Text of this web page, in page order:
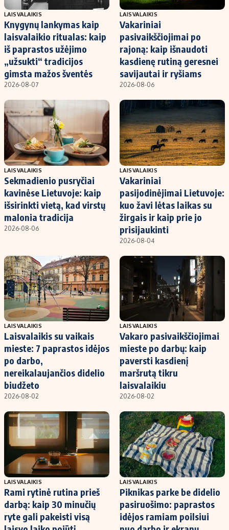
LAISVALAIKIS
Knygynų lankymas kaip
laisvalaikio ritualas: kaip
iš paprastos užėjimo
„užsukti“ tradicijos
gimsta mažos šventės
2026-08-07
LAISVALAIKIS
Vakariniai
pasivaikščiojimai po
rajoną: kaip išnaudoti
kasdienę rutiną geresnei
savijautai ir ryšiams
2026-08-06
LAISVALAIKIS
Sekmadienio pusryčiai
kavinėse Lietuvoje: kaip
išsirinkti vietą, kad virstų
malonia tradicija
2026-08-06
LAISVALAIKIS
Vakariniai
pasijodinėjimai Lietuvoje:
kuo žavi lėtas laikas su
žirgais ir kaip prie jo
prisijaukinti
2026-08-04
LAISVALAIKIS
Laisvalaikis su vaikais
mieste: 7 paprastos idėjos
po darbo,
nereikalaujančios didelio
biudžeto
2026-08-02
LAISVALAIKIS
Vakaro pasivaikščiojimai
mieste po darbų: kaip
paversti kasdienį
maršrutą tikru
laisvalaikiu
2026-08-02
LAISVALAIKIS
Rami rytinė rutina prieš
darbą: kaip 30 minučių
ryte gali pakeisti visą
LAISVALAIKIS
Piknikas parke be didelio
pasiruošimo: paprastos
idėjos ramiam poilsiui